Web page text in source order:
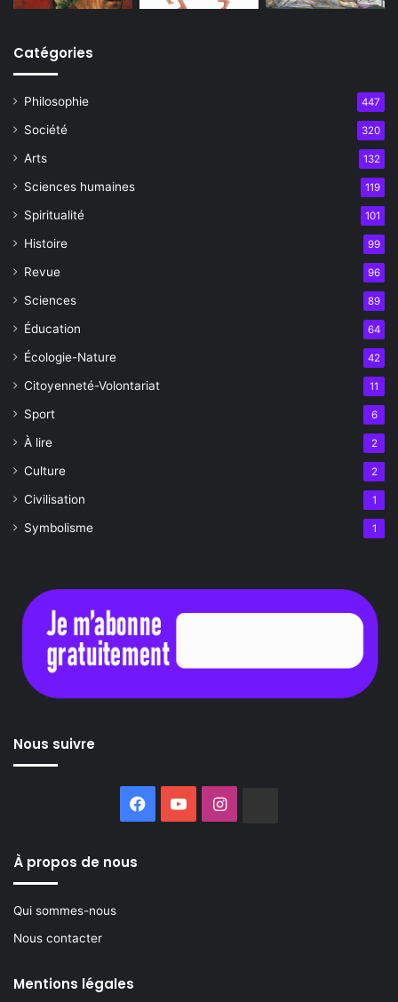
Catégories
Philosophie 447
Société 320
Arts 132
Sciences humaines 119
Spiritualité 101
Histoire 99
Revue 96
Sciences 89
Éducation 64
Écologie-Nature 42
Citoyenneté-Volontariat 11
Sport 6
À lire 2
Culture 2
Civilisation 1
Symbolisme 1
Nous suivre
Facebook
YouTubeInstagram
À propos de nous
Qui sommes-nous
Nous contacter
Mentions légales